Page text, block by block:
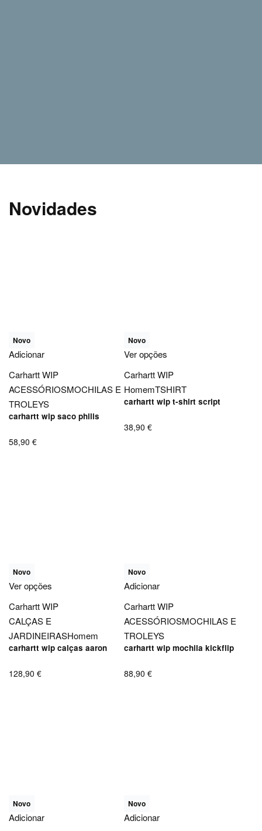
Novidades
Novo
Adicionar
Carhartt WIP
ACESSÓRIOSMOCHILAS E
TROLEYS
carhartt wip saco philis
58,90 €
Novo
Ver opções
Carhartt WIP
HomemTSHIRT
carhartt wip t-shirt script
38,90 €
Novo
Ver opções
Carhartt WIP
CALÇAS E
JARDINEIRASHomem
carhartt wip calças aaron
128,90 €
Novo
Adicionar
Carhartt WIP
ACESSÓRIOSMOCHILAS E
TROLEYS
carhartt wip mochila kickflip
88,90 €
Novo
Adicionar
Novo
Adicionar